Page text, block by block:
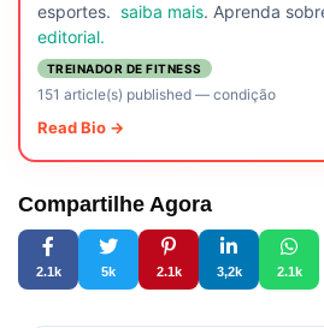
esportes. saiba mais. Aprenda
editorial.
TREINADOR DE FITNESS
151 article(s) published— condição
Read Bio →
Compartilhe Agora
2.1k 5k 2.1k 3,2k 2.1k